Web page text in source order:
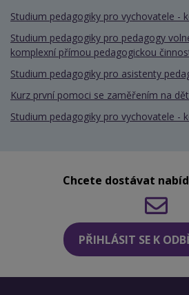
Studium pedagogiky pro vychovatele -
Studium pedagogiky pro pedagogy
komplexní přímou pedagogickou
Studium pedagogiky pro asistenty
Kurz první pomoci se zaměřením na
Studium pedagogiky pro vychovatele -
Chcete dostávat
PŘIHLÁSIT SE K